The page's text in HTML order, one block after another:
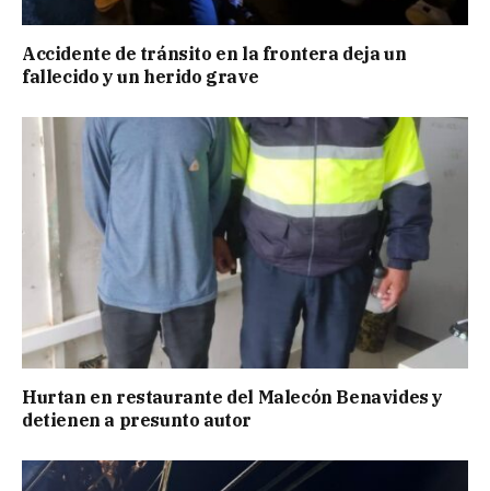
Accidente de tránsito en la frontera deja un
fallecido y un herido grave
Hurtan en restaurante del Malecón Benavides y
detienen a presunto autor